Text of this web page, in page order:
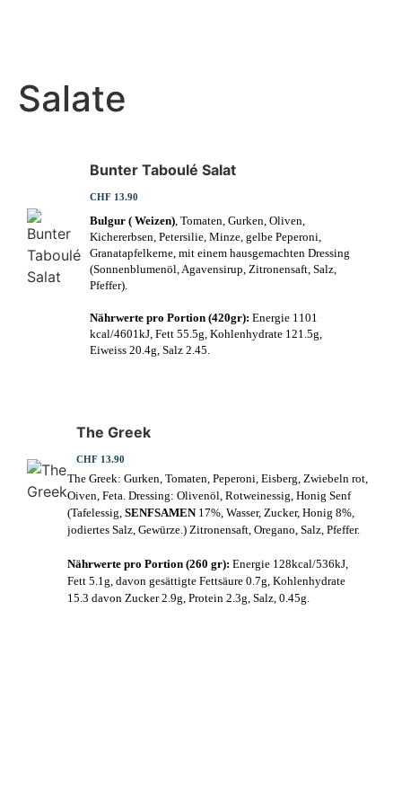
Salate
Bunter Taboulé Salat
CHF 13.90
Bulgur ( Weizen), Tomaten, Gurken, Oliven,
Kichererbsen, Petersilie, Minze, gelbe Peperoni,
Granatapfelkerne, mit einem hausgemachten Dressing
(Sonnenblumenöl, Agavensirup, Zitronensaft, Salz,
Pfeffer).
Nährwerte pro Portion (420gr): Energie 1101
kcal/4601kJ, Fett 55.5g, Kohlenhydrate 121.5g,
Eiweiss 20.4g, Salz 2.45.
The Greek
CHF 13.90
The Greek: Gurken, Tomaten, Peperoni, Eisberg, Zwiebeln rot,
Oiven, Feta. Dressing: Olivenöl, Rotweinessig, Honig Senf
(Tafelessig, SENFSAMEN17%, Wasser, Zucker, Honig 8%,
jodiertes Salz, Gewürze.) Zitronensaft, Oregano, Salz, Pfeffer.
Nährwerte pro Portion (260 gr): Energie 128kcal/536kJ,
Fett 5.1g, davon gesättigte Fettsäure 0.7g, Kohlenhydrate
15.3 davon Zucker 2.9g, Protein 2.3g, Salz, 0.45g.